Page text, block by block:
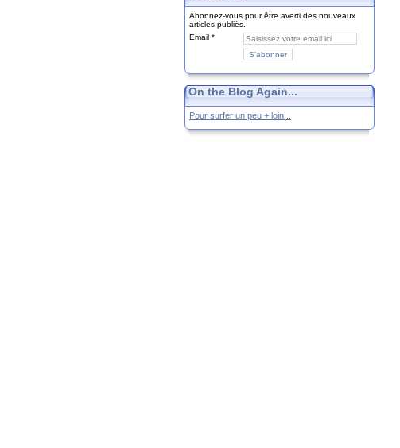
Abonnez-vous pour être averti des nouveaux
articles publiés.
Email
On the Blog Again...
Pour surfer un peu + loin...